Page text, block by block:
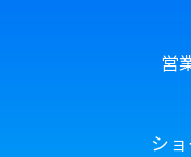
営
シ